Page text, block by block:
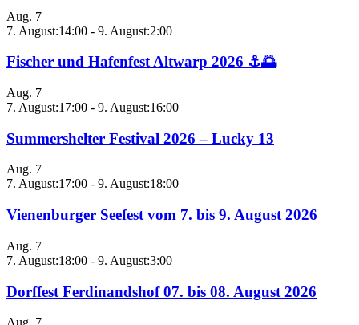
Aug. 7
7. August:14:00 - 9. August:2:00
Fischer und Hafenfest Altwarp 2026 ⚓🌅
Aug. 7
7. August:17:00 - 9. August:16:00
Summershelter Festival 2026 – Lucky 13
Aug. 7
7. August:17:00 - 9. August:18:00
Vienenburger Seefest vom 7. bis 9. August 2026
Aug. 7
7. August:18:00 - 9. August:3:00
Dorffest Ferdinandshof 07. bis 08. August 2026